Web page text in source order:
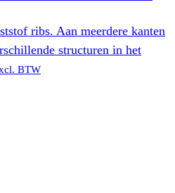
ribs. Aan meerdere kanten
structuren in het
BTW